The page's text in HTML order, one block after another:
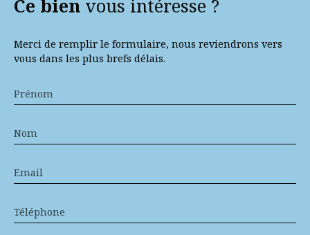
Ce bien vous intéresse ?
Merci de remplir le formulaire, nous reviendrons vers
vous dans les plus brefs délais.
Prénom
Nom
Email
Téléphone